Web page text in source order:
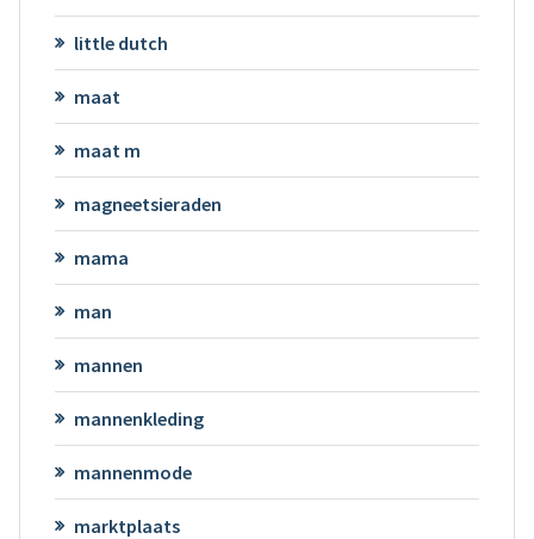
little dutch
maat
maat m
magneetsieraden
mama
man
mannen
mannenkleding
mannenmode
marktplaats